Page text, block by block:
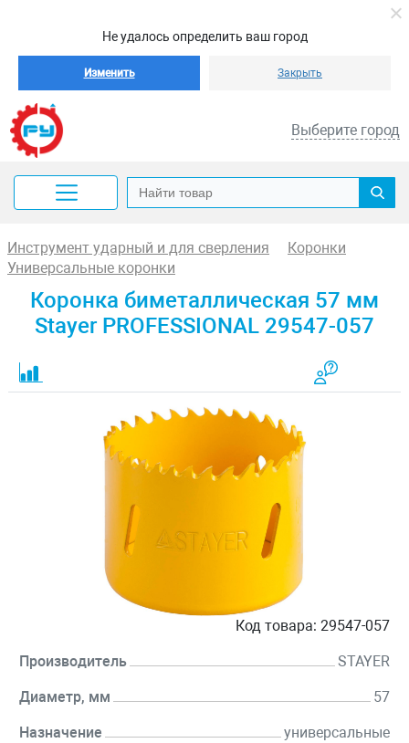
Не удалось определить ваш город
Изменить Закрыть
Выберите город
Инструмент ударный и для сверления
Коронки
Универсальные коронки
Коронка биметаллическая 57 мм
Stayer PROFESSIONAL 29547-057
Код товара: 29547-057
Производитель STAYER
Диаметр, мм 57
Назначение универсальные